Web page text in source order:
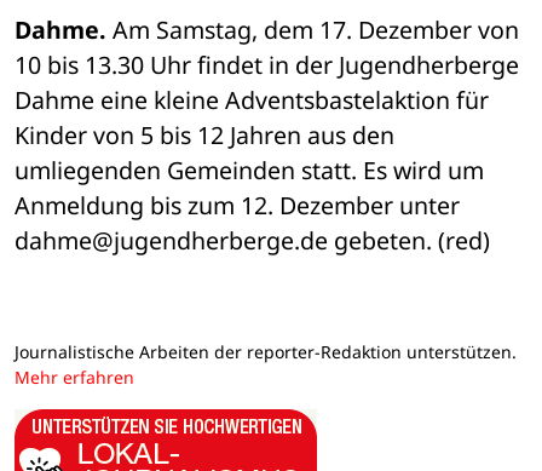
Dahme. Am Samstag, dem 17. Dezember von
10 bis 13.30 Uhr findet in der Jugendherberge
Dahme eine kleine Adventsbastelaktion für
Kinder von 5 bis 12 Jahren aus den
umliegenden Gemeinden statt. Es wird um
Anmeldung bis zum 12. Dezember unter
dahme@jugendherberge.de gebeten. (red)
Journalistische Arbeiten der reporter-Redaktion unterstützen.
Mehr erfahren